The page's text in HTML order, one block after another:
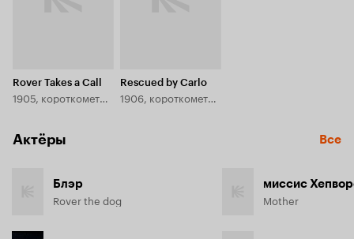
Rover Takes a Call
1905, короткометражка
Rescued by Carlo
1906, короткометражка
Актёры Все
Блэр
Rover the dog
миссис
Mother